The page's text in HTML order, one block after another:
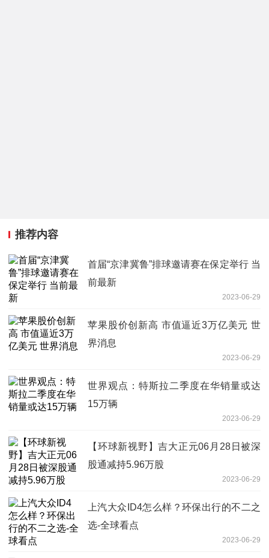
推荐内容
首届“京津冀鲁”排球邀请赛在保定举行 当
前最新
2023-06-29
苹果股价创新高 市值逼近3万亿美元 世
界消息
2023-06-29
世界观点：特斯拉二季度在华销量或达
15万辆
2023-06-29
【环球新视野】吉大正元06月28日被深
股通减持5.96万股
2023-06-29
上汽大众ID4怎么样？环保出行的不二之
选-全球看点
2023-06-29